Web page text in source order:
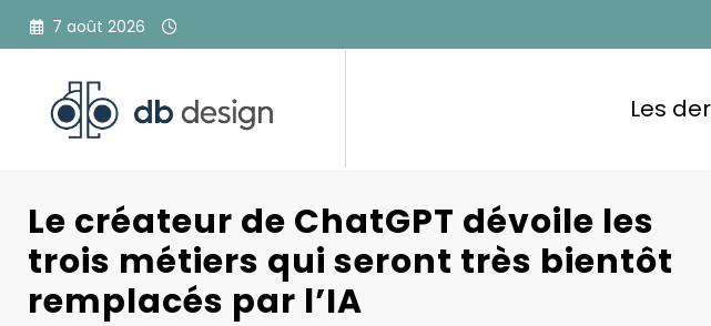
Aller
7 août 2026
Les
Le créateur de ChatGPT dévoile les
trois métiers qui seront très bientôt
remplacés par l’IA